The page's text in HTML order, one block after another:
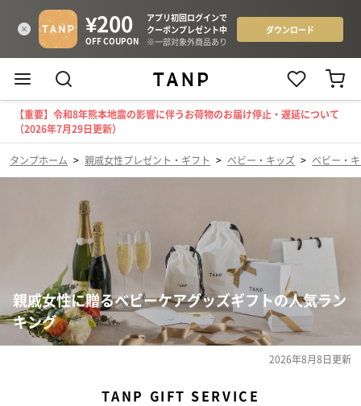
【重要】令和8年熊本地震の影響に伴うお荷物のお届け停止・遅延について
（2026年7月29日更新）
タンプホーム > 親戚女性プレゼント・ギフト > ベビー・キッズ > ベビー・
親戚女性に贈るベビーケアグッズギフトの人気ラン
キング
2026年8月8日更新
TANP GIFT SERVICE